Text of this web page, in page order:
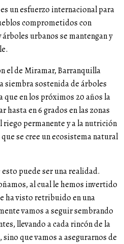
un esfuerzo internacional para
comprometidos con
urbanos se mantengan y
el de Miramar, Barranquilla
siembra sostenida de árboles
en los próximos 20 años la
hasta en 6 grados en las zonas
riego permanente y a la nutrición
se cree un ecosistema natural
puede ser una realidad.
al cual le hemos invertido
ha visto retribuido en una
vamos a seguir sembrando
llevando a cada rincón de la
que vamos a asegurarnos de